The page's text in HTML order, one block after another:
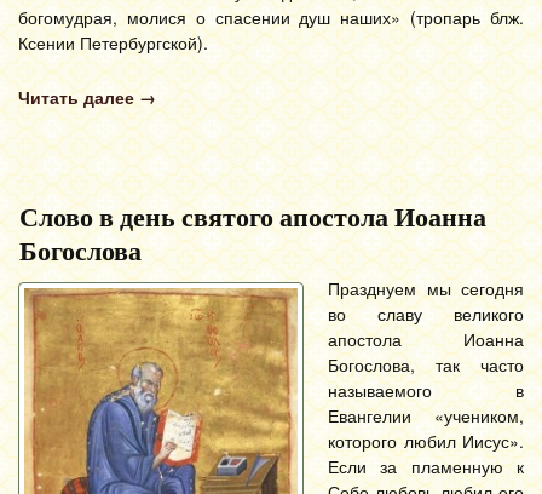
богомудрая, молися о спасении душ наших» (тропарь блж.
Ксении Петербургской).
Читать далее →
Слово в день святого апостола Иоанна
Богослова
Празднуем мы сегодня
во славу великого
апостола Иоанна
Богослова, так часто
называемого в
Евангелии «учеником,
которого любил Иисус».
Если за пламенную к